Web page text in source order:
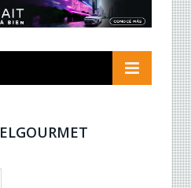
ELGOURMET